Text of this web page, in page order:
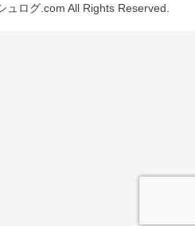
ログ.com All Rights Reserved.